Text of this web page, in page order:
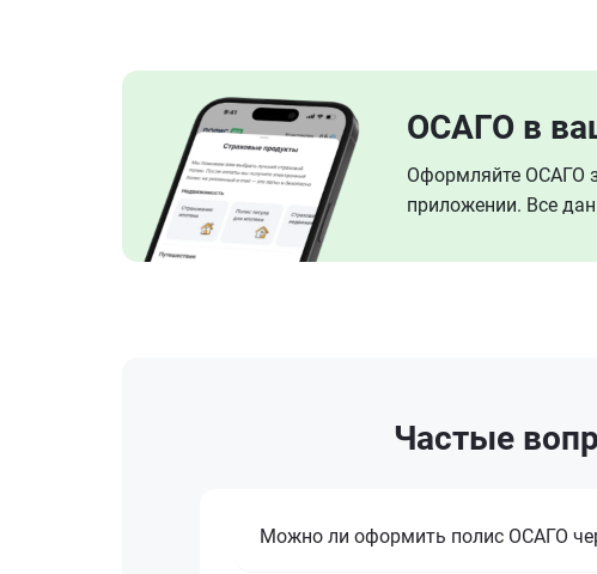
ОСАГО в
Оформляйте ОСАГО
приложении. Все
Частые
Можно ли оформить полис ОСАГО